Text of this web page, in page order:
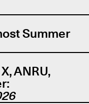
Summer
ANRU,